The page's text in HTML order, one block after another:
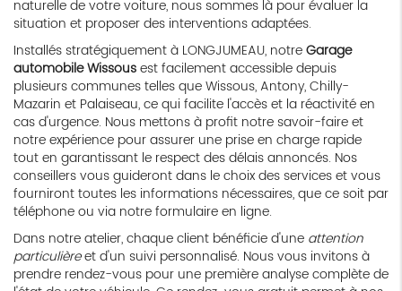
naturelle de votre voiture, nous sommes là pour évaluer la
situation et proposer des interventions adaptées.
Installés stratégiquement à LONGJUMEAU, notreGarage
automobile Wissousest facilement accessible depuis
plusieurs communes telles que Wissous, Antony, Chilly-
Mazarin et Palaiseau, ce qui facilite l'accès et la réactivité en
cas d'urgence. Nous mettons à profit notre savoir-faire et
notre expérience pour assurer une prise en charge rapide
tout en garantissant le respect des délais annoncés. Nos
conseillers vous guideront dans le choix des services et vous
fourniront toutes les informations nécessaires, que ce soit par
téléphone ou via notre formulaire en ligne.
Dans notre atelier, chaque client bénéficie d'une attention
particulièreet d'un suivi personnalisé. Nous vous invitons à
prendre rendez-vous pour une première analyse complète de